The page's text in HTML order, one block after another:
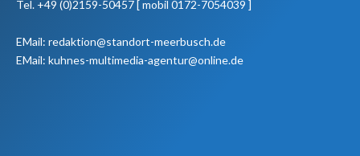
Tel. +49 (0)2159-50457 [ mobil 0172-7054039 ]
EMail: redaktion@standort-meerbusch.de
EMail: kuhnes-multimedia-agentur@online.de